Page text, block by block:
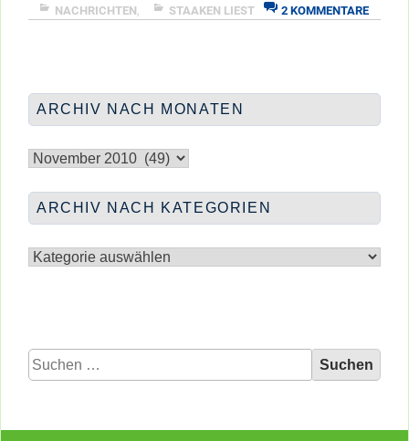
in
NACHRICHTEN, STAAKEN LIEST 2 KOMMENTAREZU
DIE
ARCHIV NACH MONATEN
nach
ARCHIV NACH KATEGORIEN
nach
Suchen
nach: